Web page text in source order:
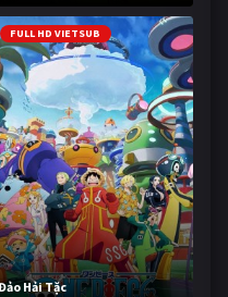
FULL HD VIETSUB
Hải Tặc